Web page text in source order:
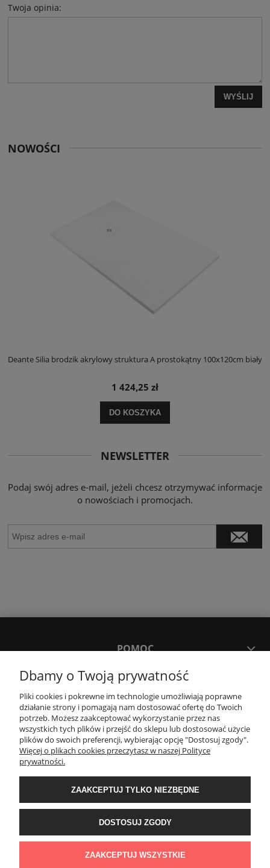
Twoja opinia:
WYŚLIJ
NOWOŚCI
Deante Silia brodzik akrylowy struktura A prostokątny 100x120cm biały
1 424,25 zł
DO KOSZYKA
NEWSLETTER
Podaj swój adres e-mail, jeżeli chcesz otrzymywać informacje
o nowościach i promocjach.
POMOC
MOJE KONTO
PŁATNOŚCI I DOSTAWA
KONTAKT
Wyposażenie łazienek Łazienki.eco | Pawła 23, 41-708 Ruda Śląska | E-mail:
sklep@lazienki.eco | Tel.: 600 012 164 lub 600 012 159 | TGS Przemysław
Stoń | NIP: 6312213594 | REGON: 276403698
Dbamy o Twoją prywatność
Pliki cookies i pokrewne im technologie umożliwiają poprawne
działanie strony i pomagają nam dostosować ofertę do Twoich
potrzeb. Możesz zaakceptować wykorzystanie przez nas
wszystkich tych plików i przejść do sklepu lub dostosować użycie
plików do swoich preferencji, wybierając opcję "Dostosuj zgody".
Więcej o plikach cookies przeczytasz w naszej Polityce
prywatności.
ZAAKCEPTUJ TYLKO NIEZBĘDNE
DOSTOSUJ ZGODY
ZAAKCEPTUJ WSZYSTKIE